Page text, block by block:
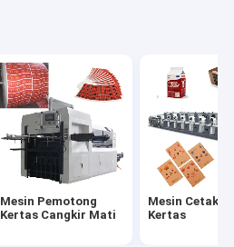
Mesin Pemotong
Kertas Cangkir Mati
Mesin Cetak
Kertas